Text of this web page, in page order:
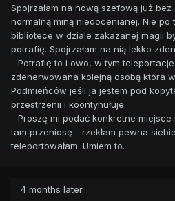
Spojrzałam na nową szefową już
normalną miną niedocenianej. Nie po
bibliotece w dziale zakazanej magii
potrafię. Spojrzałam na nią lekko
- Potrafię to i owo, w tym teleportacje
zdenerwowana kolejną osobą która
Podmieńców jeśli ja jestem pod
przestrzenii i koontynułuje.
- Proszę mi podać konkretne
tam przeniosę - rzekłam pewna
teleportowałam. Umiem to.
4 months later...